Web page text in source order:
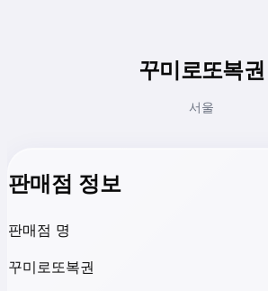
꾸미로또복권
서울
판매점 정보
판매점 명
꾸미로또복권